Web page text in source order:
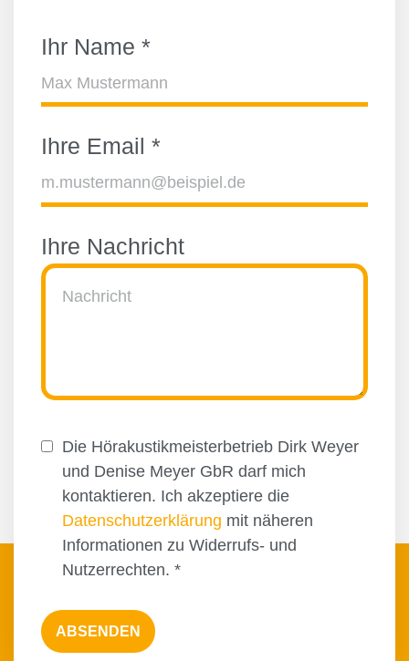
Ihr Name *
Ihre Email *
Ihre Nachricht
Die Hörakustikmeisterbetrieb Dirk Weyer
und Denise Meyer GbR darf mich
kontaktieren. Ich akzeptiere die
Datenschutzerklärung mit näheren
Informationen zu Widerrufs- und
Nutzerrechten. *
ABSENDEN